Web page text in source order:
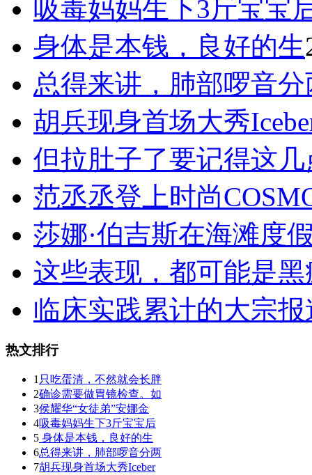
吸毒妈妈生下3斤宝宝
身体是本钱，良好的生
总得来讲，肺部啰音分
胡兵现身首场大秀
但拉肚子了要记得这几
范丞丞登上时尚
莎娜·伯吉斯在海滩度
这些表现，都可能是黑
临床实践累计的大宗报
热文排行
1 只吃蛋清，不然就会长胖
2确诊需要做胃镜检查。如
3侯耀华“女徒弟”安娜金
4吸毒妈妈生下3斤宝宝后
5 身体是本钱，良好的生
6总得来讲，肺部啰音分两
7胡兵现身首场大秀Iceber